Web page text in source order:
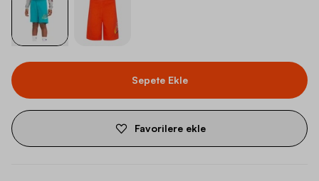
Sepete Ekle
Favorilere ekle